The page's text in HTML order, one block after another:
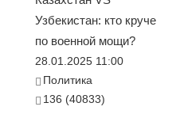
Узбекистан: кто круче
по военной мощи?
28.01.2025 11:00
Политика
136 (40833)